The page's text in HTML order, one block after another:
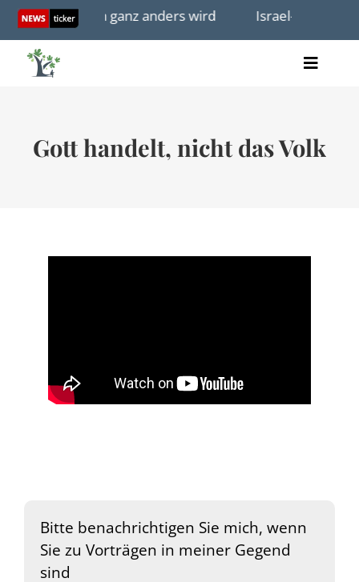
Skip
content
plötzlich ganz anders wird Israel-Wahl:
Toggle
Bücher
Gott handelt, nicht das Volk
Bitte benachrichtigen Sie mich, wenn
Sie zu Vorträgen in meiner Gegend
sind